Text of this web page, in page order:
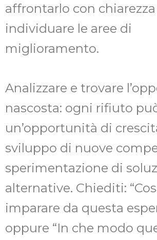
affrontarlo con
individuare le aree di
miglioramento.
Analizzare e trovare
nascosta: ogni rifiuto
un’opportunità di
sviluppo di nuove
sperimentazione di
alternative. Chiediti:
imparare da questa
oppure “In che modo